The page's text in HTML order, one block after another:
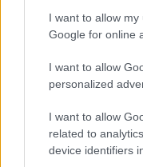
I want to allow
Google for online
I want to allow
personalized
I want to allow
related to
device identifiers
gärni
ng –
lands
laget
des...
stann
ade
gånge
r – nu
skidk
arriär
en